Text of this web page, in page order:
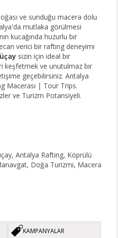
ve sunduğu macera dolu
mutlaka görülmesi
kucağında huzurlu bir
verici bir rafting deneyimi
sizin için ideal bir
keşfetmek ve unutulmaz bir
geçebilirsiniz. Antalya
Macerası | Tour Trips.
ve Turizm Potansiyeli.
Antalya Rafting, Köprülü
Doğa Turizmi, Macera
KAMPANYALAR